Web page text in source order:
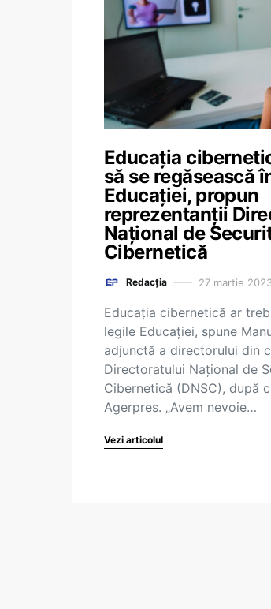
Educația
să se regăsească
Educației, propun
reprezentanții
Naţional de
Cibernetică
Redacția 27 martie
Educația cibernetică ar
legile Educației, spune
adjunctă a directorului din
Directoratului Naţional de
Cibernetică (DNSC), după
Agerpres. „Avem nevoie…
Vezi articolul